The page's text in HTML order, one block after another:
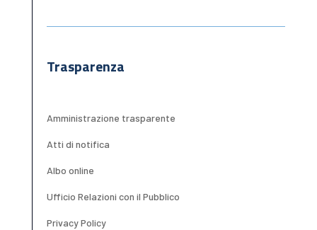
Trasparenza
Amministrazione trasparente
Atti di notifica
Albo online
Ufficio Relazioni con il Pubblico
Privacy Policy